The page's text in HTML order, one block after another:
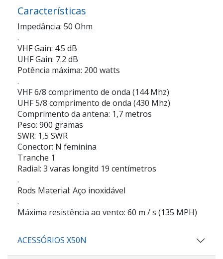
Características
Impedância: 50 Ohm
.
VHF Gain: 4.5 dB
UHF Gain: 7.2 dB
Potência máxima: 200 watts
.
VHF 6/8 comprimento de onda (144 Mhz)
UHF 5/8 comprimento de onda (430 Mhz)
Comprimento da antena: 1,7 metros
Peso: 900 gramas
SWR: 1,5 SWR
Conector: N feminina
Tranche 1
Radial: 3 varas longitd 19 centímetros
.
Rods Material: Aço inoxidável
.
Máxima resistência ao vento: 60 m / s (135 MPH)
ACESSÓRIOS X50N